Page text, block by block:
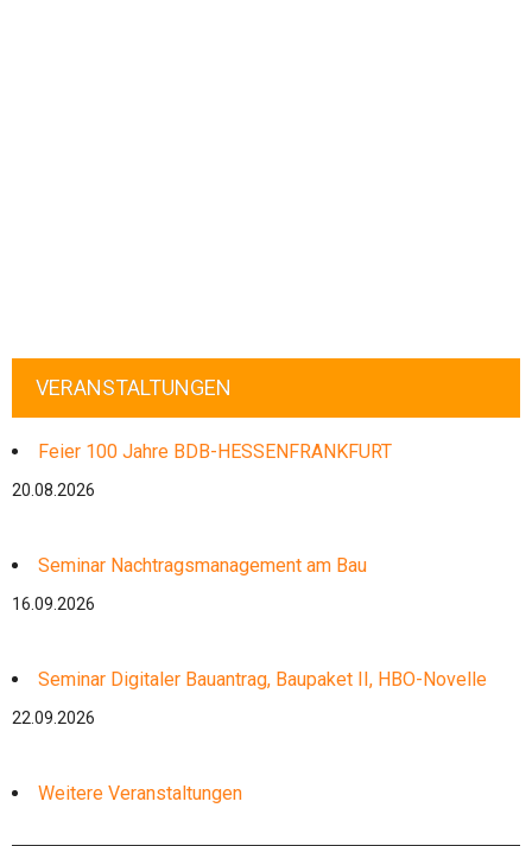
VERANSTALTUNGEN
Feier 100 Jahre BDB-HESSENFRANKFURT
20.08.2026
Seminar Nachtragsmanagement am Bau
16.09.2026
Seminar Digitaler Bauantrag, Baupaket II, HBO-Novelle
22.09.2026
Weitere Veranstaltungen